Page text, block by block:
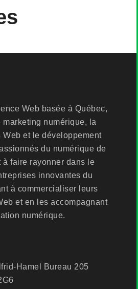
Web basée à Québec,
numérique, la
et le développement
du numérique de
à faire rayonner dans le
innovantes du
à commercialiser leurs
et en les accompagnant
numérique.
Hamel Bureau 205